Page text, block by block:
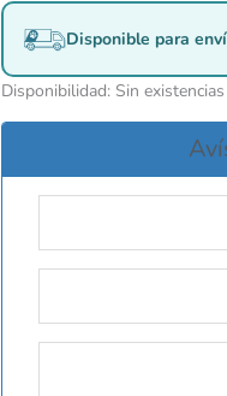
Disponible para
Disponibilidad: Sin existencias